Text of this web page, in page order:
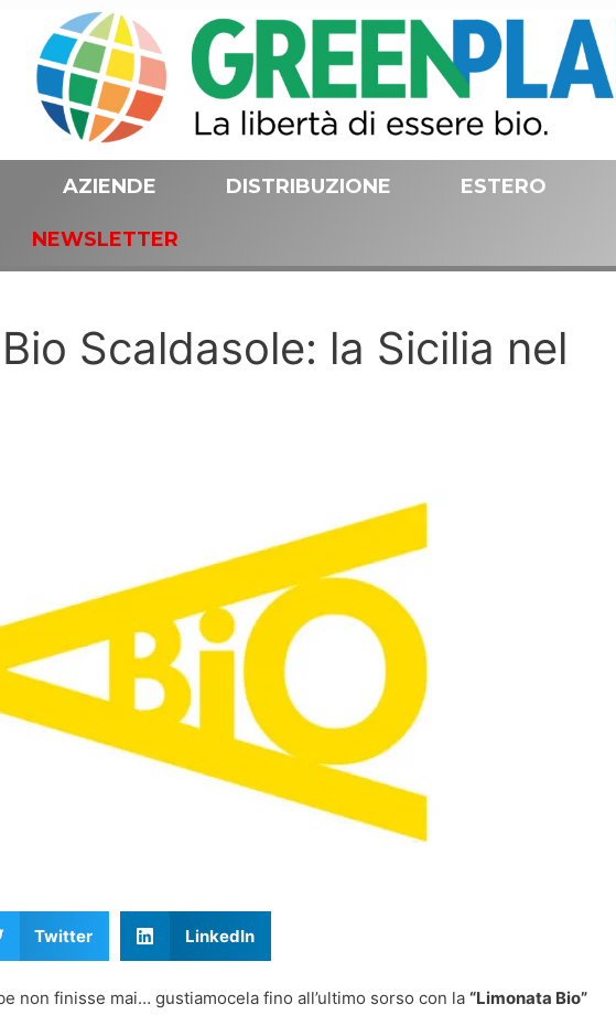
AZIENDE DISTRIBUZIONE ESTERO
NEWSLETTER
Scaldasole: la Sicilia nel
Twitter LinkedIn
non finisse mai… gustiamocela fino all’ultimo sorso con la “Limonata Bio”